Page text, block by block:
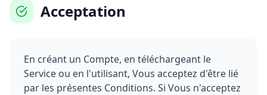
Acceptation
En créant un Compte, en téléchargeant le
Service ou en l'utilisant, Vous acceptez d'être lié
par les présentes Conditions. Si Vous n'acceptez